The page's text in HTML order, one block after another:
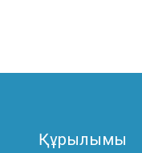
Құрылымы